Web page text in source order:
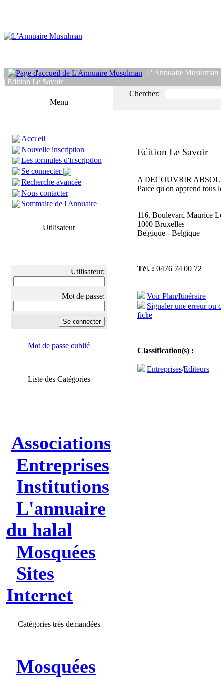
L' Annuaire Musulman
| Edition Le Savoir
Menu
Accueil
Nouvelle inscription
Les formules d'inscription
Se connecter
Recherche avancée
Nous contacter
Sommaire de l'Annuaire
Utilisateur
Utilisateur:
Mot de passe:
Mot de passe oublié
Liste des Catégories
Associations
Entreprises
Institutions
L'annuaire
du halal
Mosquées
Sites
Internet
Catégories très demandées
Mosquées
Chercher:
Edition Le Savoir
A DECOUVRIR
Parce qu'on apprend tous
116, Boulevard Maurice
1000 Bruxelles
Belgique - Belgique
Tél. : 0476 74 00 72
Voir Plan/Itinéraire
Signaler une erreur ou
fiche
Classification(s) :
Entreprises/Editeurs